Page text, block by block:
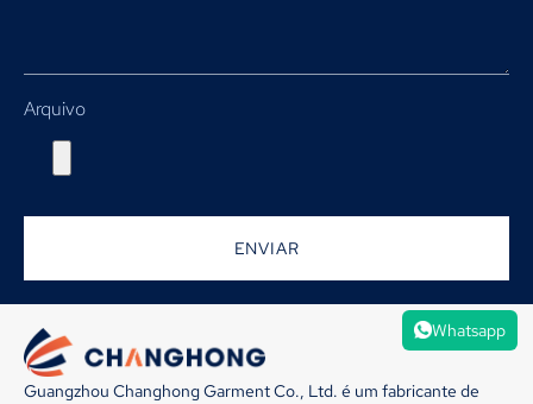
Arquivo
ENVIAR
Guangzhou Changhong Garment Co., Ltd. é um fabricante de
Whatsapp